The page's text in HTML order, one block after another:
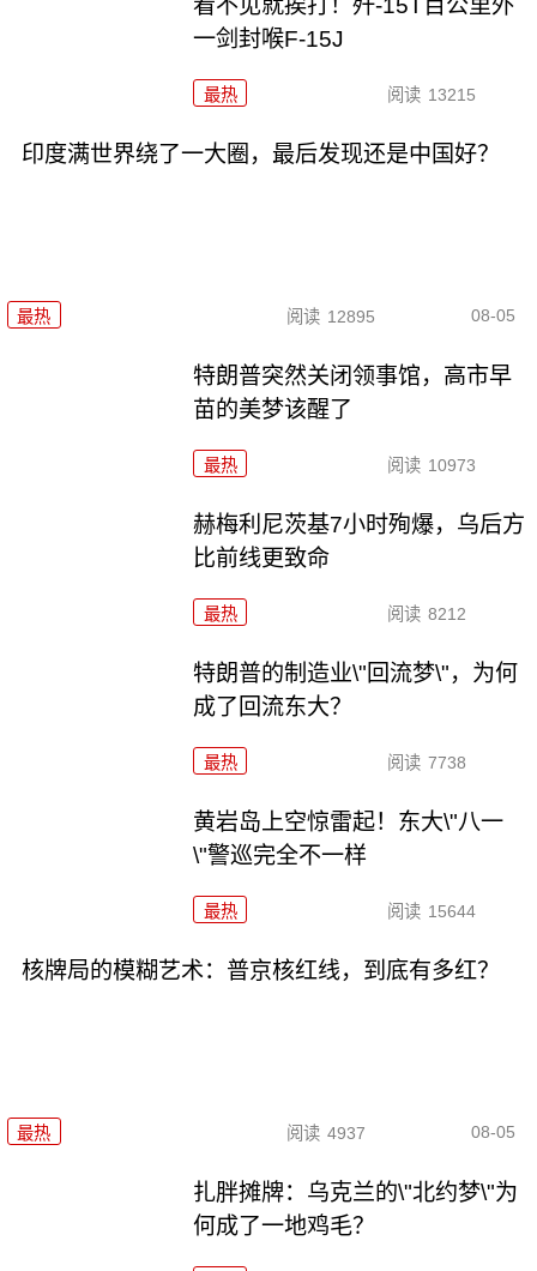
看不见就挨打！歼-15T百公里外
一剑封喉F-15J
最热 阅读 13215
印度满世界绕了一大圈，最后发现还是中国好？
最热 阅读 12895 08-05
特朗普突然关闭领事馆，高市早
苗的美梦该醒了
最热 阅读 10973
赫梅利尼茨基7小时殉爆，乌后方
比前线更致命
最热 阅读 8212
特朗普的制造业\"回流梦\"，为何
成了回流东大？
最热 阅读 7738
黄岩岛上空惊雷起！东大\"八一
\"警巡完全不一样
最热 阅读 15644
核牌局的模糊艺术：普京核红线，到底有多红？
最热 阅读 4937 08-05
扎胖摊牌：乌克兰的\"北约梦\"为
何成了一地鸡毛？